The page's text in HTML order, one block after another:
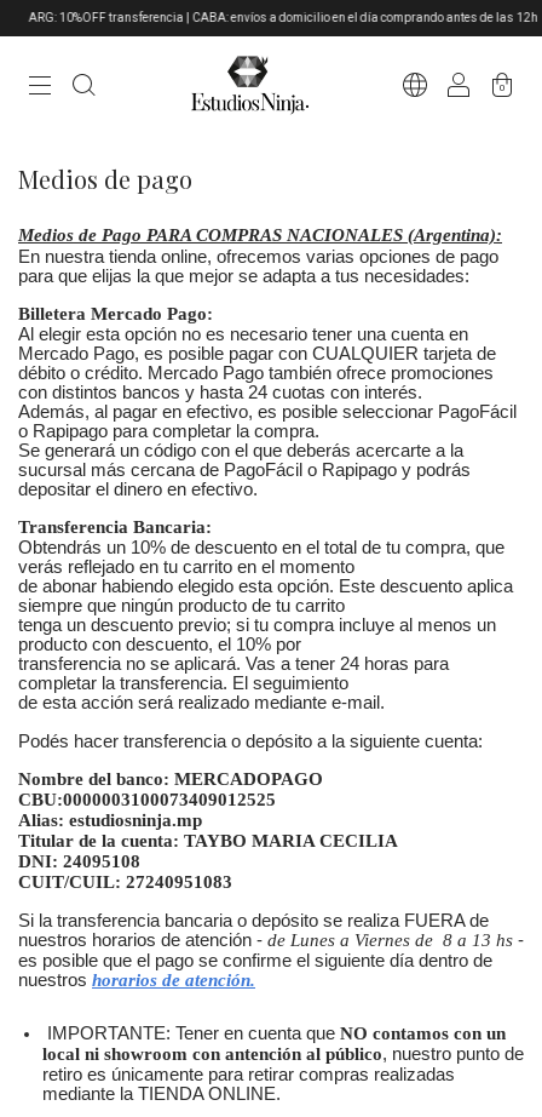
ARG: 10%OFF transferencia | CABA: envíos a domicilio en el día comprando antes de las 12h
0
Medios de pago
Medios de Pago PARA COMPRAS NACIONALES (Argentina):
En nuestra tienda online, ofrecemos varias opciones de pago
para que elijas la que mejor se adapta a tus necesidades:
Billetera Mercado Pago:
Al elegir esta opción no es necesario tener una cuenta en
Mercado Pago, es posible pagar con CUALQUIER tarjeta de
débito o crédito. Mercado Pago también ofrece promociones
con distintos bancos y hasta 24 cuotas con interés.
Además, al pagar en efectivo, es posible seleccionar PagoFácil
o Rapipago para completar la compra.
Se generará un código con el que deberás acercarte a la
sucursal más cercana de PagoFácil o Rapipago y podrás
depositar el dinero en efectivo.
Transferencia Bancaria:
Obtendrás un 10% de descuento en el total de tu compra, que
verás reflejado en tu carrito en el momento
de abonar habiendo elegido esta opción. Este descuento aplica
siempre que ningún producto de tu carrito
tenga un descuento previo; si tu compra incluye al menos un
producto con descuento, el 10% por
transferencia no se aplicará. Vas a tener 24 horas para
completar la transferencia. El seguimiento
de esta acción será realizado mediante e-mail.
Podés hacer transferencia o depósito a la siguiente cuenta:
Nombre del banco: MERCADOPAGO
CBU:0000003100073409012525
Alias: estudiosninja.mp
Titular de la cuenta: TAYBO MARIA CECILIA
DNI: 24095108
CUIT/CUIL: 27240951083
Si la transferencia bancaria o depósito se realiza FUERA de
nuestros horarios de atención - de Lunes a Viernes de 8 a 13 hs -
es posible que el pago se confirme el siguiente día dentro de
nuestros horarios de atención.
IMPORTANTE: Tener en cuenta que NO contamos con un
local ni showroom con antención al público, nuestro punto de
retiro es únicamente para retirar compras realizadas
mediante la TIENDA ONLINE.